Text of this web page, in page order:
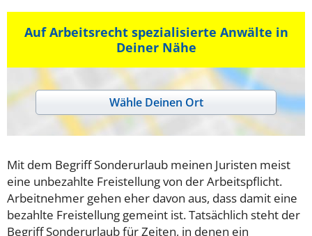
Auf Arbeitsrecht spezialisierte Anwälte in
Deiner Nähe
Wähle Deinen Ort
Mit dem Begriff Sonderurlaub meinen Juristen meist
eine unbezahlte Freistellung von der Arbeitspflicht.
Arbeitnehmer gehen eher davon aus, dass damit eine
bezahlte Freistellung gemeint ist. Tatsächlich steht der
Begriff Sonderurlaub für Zeiten, in denen ein